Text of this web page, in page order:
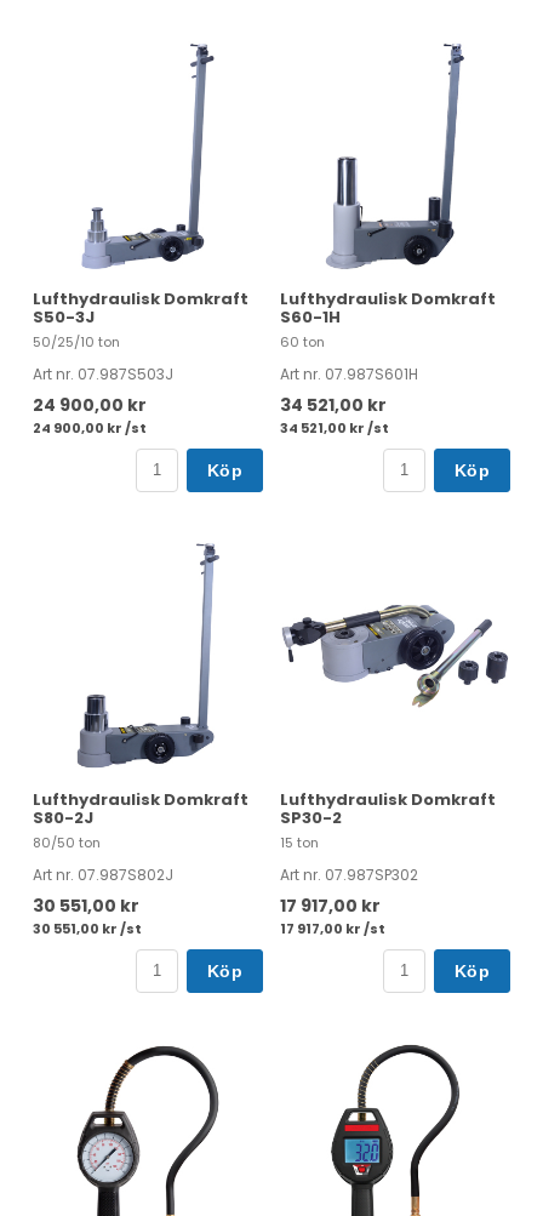
Lufthydraulisk Domkraft
S50-3J
50/25/10 ton
Art nr. 07.987S503J
24 900,00 kr
24 900,00 kr /st
Köp
Lufthydraulisk Domkraft
S60-1H
60 ton
Art nr. 07.987S601H
34 521,00 kr
34 521,00 kr /st
Köp
Lufthydraulisk Domkraft
S80-2J
80/50 ton
Art nr. 07.987S802J
30 551,00 kr
30 551,00 kr /st
Köp
Lufthydraulisk Domkraft
SP30-2
15 ton
Art nr. 07.987SP302
17 917,00 kr
17 917,00 kr /st
Köp